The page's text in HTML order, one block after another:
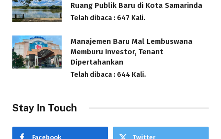
Ruang Publik Baru di Kota Samarinda
Telah dibaca : 647 Kali.
Manajemen Baru Mal Lembuswana
Memburu Investor, Tenant
Dipertahankan
Telah dibaca : 644 Kali.
Stay In Touch
Facebook Twitter